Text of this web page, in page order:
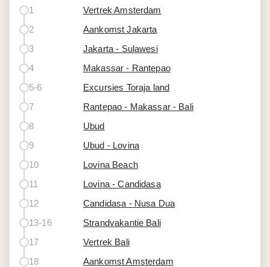
1
Vertrek Amsterdam
2
Aankomst Jakarta
3
Jakarta - Sulawesi
4
Makassar - Rantepao
5-6
Excursies Toraja land
7
Rantepao - Makassar - Bali
8
Ubud
9
Ubud - Lovina
10
Lovina Beach
11
Lovina - Candidasa
12
Candidasa - Nusa Dua
13-16
Strandvakantie Bali
17
Vertrek Bali
18
Aankomst Amsterdam